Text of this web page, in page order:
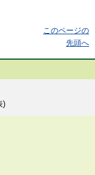
このページの
先頭へ
)